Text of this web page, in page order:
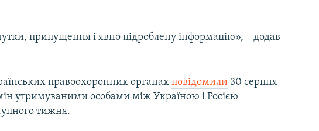
припущення і явно підроблену інформацію», – додав
правоохоронних органахповідомили 30 серпня
утримуваними особами між Україною і Росією
тижня.